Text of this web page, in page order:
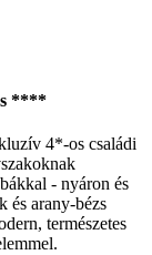
****
4*-os családi
- nyáron és
és arany-bézs
természetes